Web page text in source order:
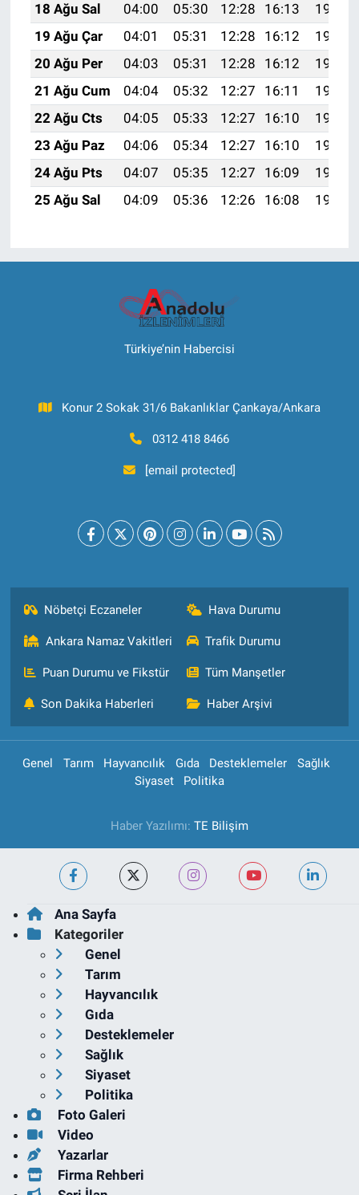
18 Ağu Sal
04:00 05:30 12:28 16:13
19:17
19 Ağu Çar
04:01 05:31 12:28 16:12
19:15
20 Ağu Per
04:03 05:31 12:28 16:12
19:14
21 Ağu Cum
04:04 05:32 12:27 16:11
19:13
22 Ağu Cts
04:05 05:33 12:27 16:10
19:11
23 Ağu Paz
04:06 05:34 12:27 16:10
19:10
24 Ağu Pts
04:07 05:35 12:27 16:09
19:08
25 Ağu Sal
04:09 05:36 12:26 16:08 19:07
Türkiye’nin Habercisi
Konur 2 Sokak 31/6 Bakanlıklar Çankaya/Ankara
0312 418 8466
[email protected]
Nöbetçi Eczaneler Hava Durumu
Ankara Namaz Vakitleri Trafik Durumu
Puan Durumu ve Fikstür Tüm Manşetler
Son Dakika Haberleri Haber Arşivi
Genel Tarım Hayvancılık Gıda Desteklemeler
Sağlık
Siyaset
Politika
Haber Yazılımı: TE Bilişim
Ana Sayfa
Kategoriler
Genel
Tarım
Hayvancılık
Gıda
Desteklemeler
Sağlık
Siyaset
Politika
Foto Galeri
Video
Yazarlar
Firma Rehberi